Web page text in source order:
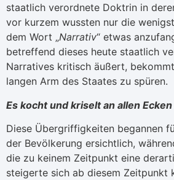
staatlich verordnete Doktrin in
vor kurzem wussten nur die
dem Wort „Narrativ“ etwas
betreffend dieses heute staatlich
Narratives kritisch äußert,
langen Arm des Staates zu spüren.
Es kocht und kriselt an allen
Diese Übergriffigkeiten begannen
der Bevölkerung ersichtlich,
die zu keinem Zeitpunkt eine
steigerte sich ab diesem Zeitpunkt